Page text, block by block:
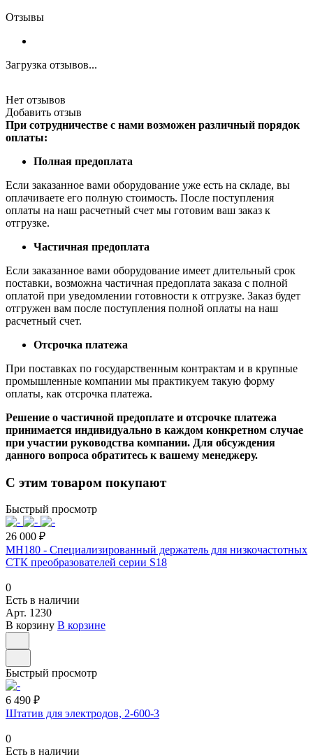
Отзывы
Загрузка отзывов...
Нет отзывов
Добавить отзыв
При сотрудничестве с нами возможен различный порядок
оплаты:
Полная предоплата
Если заказанное вами оборудование уже есть на складе, вы
оплачиваете его полную стоимость. После поступления
оплаты на наш расчетный счет мы готовим ваш заказ к
отгрузке.
Частичная предоплата
Если заказанное вами оборудование имеет длительный срок
поставки, возможна частичная предоплата заказа с полной
оплатой при уведомлении готовности к отгрузке. Заказ будет
отгружен вам после поступления полной оплаты на наш
расчетный счет.
Отсрочка платежа
При поставках по государственным контрактам и в крупные
промышленные компании мы практикуем такую форму
оплаты, как отсрочка платежа.
Решение о частичной предоплате и отсрочке платежа
принимается индивидуально в каждом конкретном случае
при участии руководства компании. Для обсуждения
данного вопроса обратитесь к вашему менеджеру.
С этим товаром покупают
Быстрый просмотр
26 000 ₽
MH180 - Специализированный держатель для низкочастотных
СТК преобразователей серии S18
0
Есть в наличии
Арт. 1230
В корзину В корзине
Быстрый просмотр
6 490 ₽
Штатив для электродов, 2-600-3
0
Есть в наличии